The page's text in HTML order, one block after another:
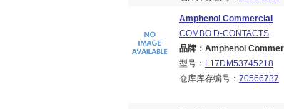
Amphenol Commercial
COMBO D-CONTACTS
品牌：Amphenol
型号： L17DM53745218
仓库库存编号： 70566737